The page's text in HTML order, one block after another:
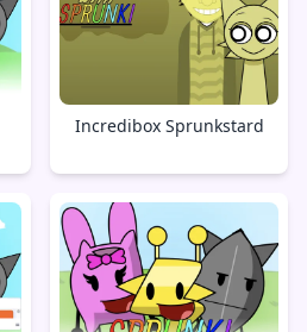
Incredibox Sprunkstard